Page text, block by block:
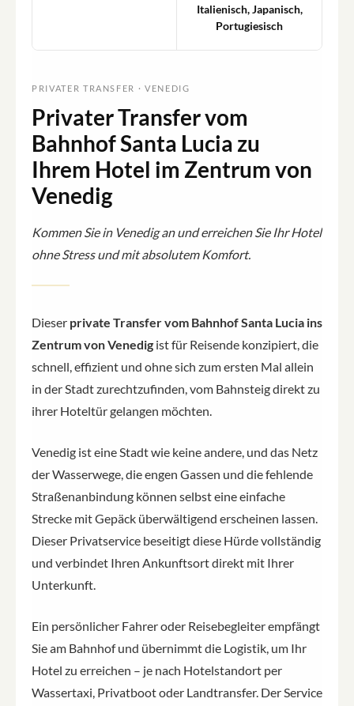
Italienisch, Japanisch,
Portugiesisch
PRIVATER TRANSFER · VENEDIG
Privater Transfer vom
Bahnhof Santa Lucia zu
Ihrem Hotel im Zentrum von
Venedig
Kommen Sie in Venedig an und erreichen Sie Ihr Hotel
ohne Stress und mit absolutem Komfort.
Dieser private Transfer vom Bahnhof Santa Lucia ins
Zentrum von Venedig ist für Reisende konzipiert, die
schnell, effizient und ohne sich zum ersten Mal allein
in der Stadt zurechtzufinden, vom Bahnsteig direkt zu
ihrer Hoteltür gelangen möchten.
Venedig ist eine Stadt wie keine andere, und das Netz
der Wasserwege, die engen Gassen und die fehlende
Straßenanbindung können selbst eine einfache
Strecke mit Gepäck überwältigend erscheinen lassen.
Dieser Privatservice beseitigt diese Hürde vollständig
und verbindet Ihren Ankunftsort direkt mit Ihrer
Unterkunft.
Ein persönlicher Fahrer oder Reisebegleiter empfängt
Sie am Bahnhof und übernimmt die Logistik, um Ihr
Hotel zu erreichen – je nach Hotelstandort per
Wassertaxi, Privatboot oder Landtransfer. Der Service